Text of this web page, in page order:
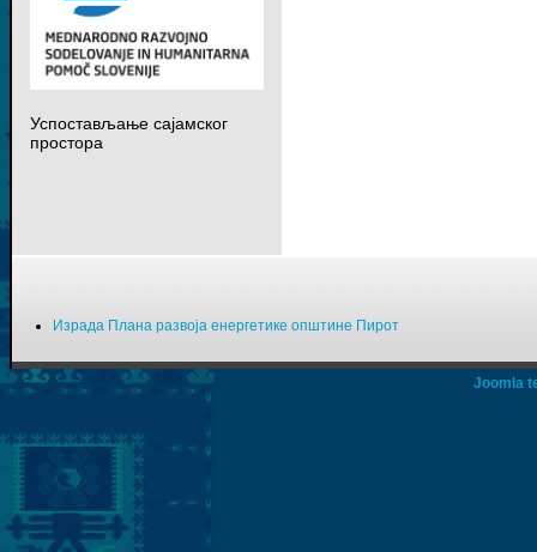
Успостављање сајамског
простора
Израда Плана развоја енергетике општине Пирот
Joomla